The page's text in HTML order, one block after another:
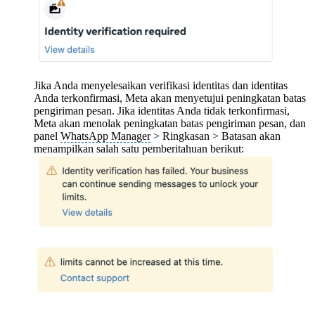
Jika Anda menyelesaikan verifikasi identitas dan identitas
Anda terkonfirmasi, Meta akan menyetujui peningkatan batas
pengiriman pesan. Jika identitas Anda tidak terkonfirmasi,
Meta akan menolak peningkatan batas pengiriman pesan, dan
panel WhatsApp Manager> Ringkasan > Batasan akan
menampilkan salah satu pemberitahuan berikut: